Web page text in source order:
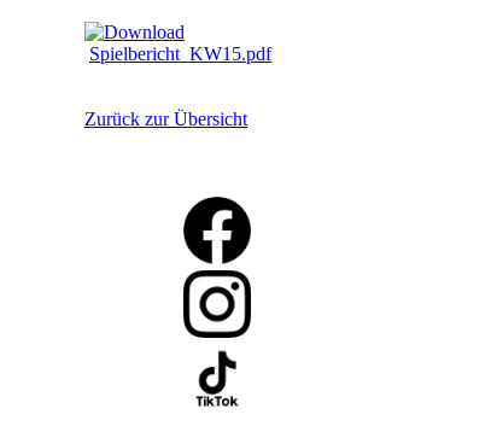
Spielbericht_KW15.pdf
Zurück zur Übersicht